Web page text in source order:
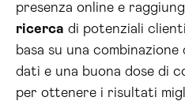
presenza online e
ricerca di potenziali
basa su una
dati e una buona dose di
per ottenere i risultati